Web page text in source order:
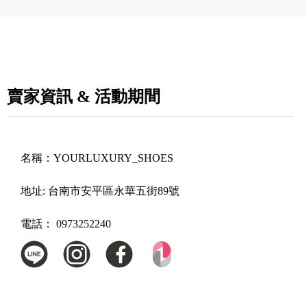
賣家資訊 & 活動期間
名稱： YOURLUXURY_SHOES
地址: 台南市安平區永華五街89號
電話： 0973252240